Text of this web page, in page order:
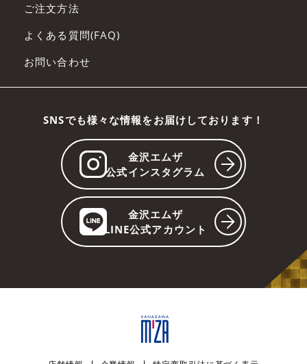
ご注文方法
よくある質問(FAQ)
お問い合わせ
SNSでも様々な情報をお届けしております！
金沢エムザ
公式インスタグラム
金沢エムザ
LINE公式アカウント